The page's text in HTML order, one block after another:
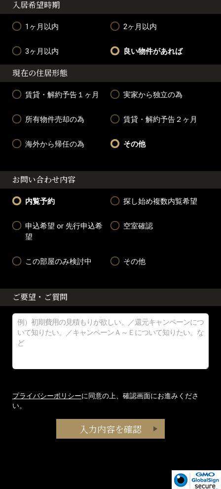
入居希望時期
1ヶ月以内 2ヶ月以内
3ヶ月以内 良い物件があれば
現在の住居形態
賃貸・解約予告１ヶ月 実家から独立の為
所有物件売却の為 賃貸・解約予告２ヶ月
海外から帰任の為 その他
お問い合わせ内容
内覧予約 探し始め複数内覧希望
申込希望 or 先行申込希
望
空室確認
この部屋のみ検討中 その他
ご要望・ご質問
プライバシーポリシーに同意の上、確認画面にお進みくださ
い。